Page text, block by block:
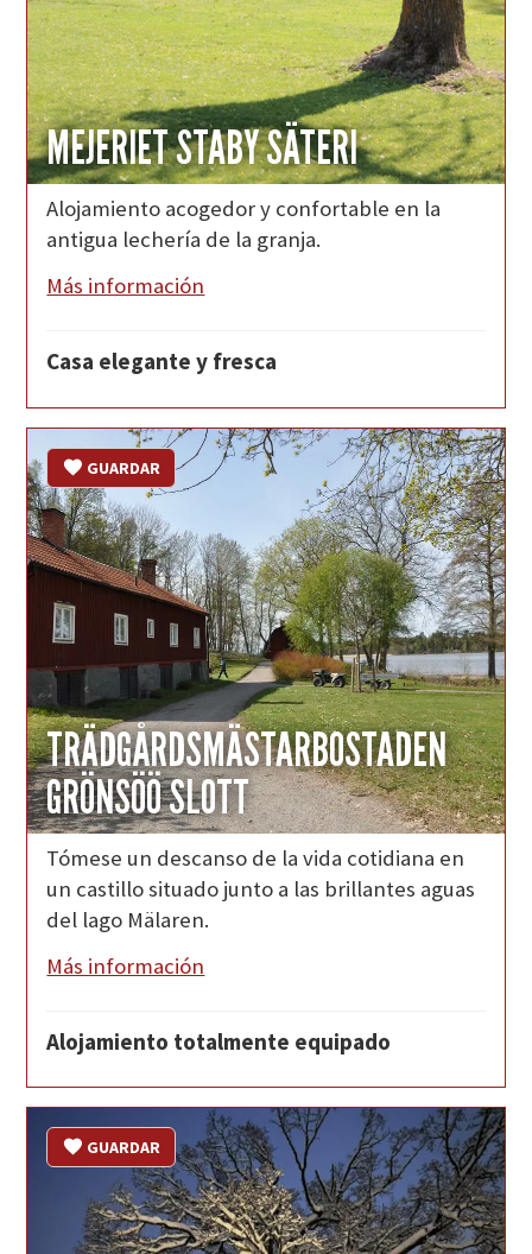
MEJERIET STABY SÄTERI
Alojamiento acogedor y confortable en la
antigua lechería de la granja.
Más información
Casa elegante y fresca
TRÄDGÅRDSMÄSTARBOSTADEN
GRÖNSÖÖ SLOTT
GUARDAR
Tómese un descanso de la vida cotidiana en
un castillo situado junto a las brillantes aguas
del lago Mälaren.
Más información
Alojamiento totalmente equipado
GUARDAR